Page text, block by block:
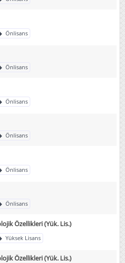
Önlisans
Önlisans
Önlisans
Önlisans
Önlisans
Önlisans
Özellikleri (Yük. Lis.)
Yüksek Lisans
Özellikleri (Yük. Lis.)